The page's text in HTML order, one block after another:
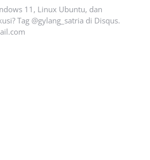
11, Linux Ubuntu, dan
Tag @gylang_satria di Disqus.